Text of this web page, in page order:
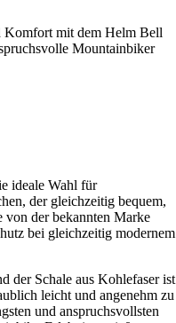
Komfort mit dem Helm Bell
Mountainbiker
ideale Wahl für
der gleichzeitig bequem,
der bekannten Marke
bei gleichzeitig modernem
der Schale aus Kohlefaser ist
leicht und angenehm zu
und anspruchsvollsten